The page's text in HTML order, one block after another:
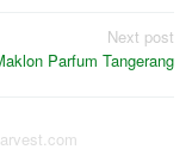
Next post
Parfum Tangerang